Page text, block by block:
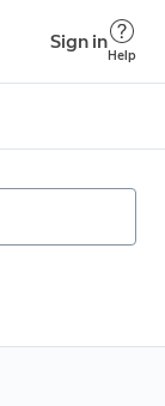
Sign in
Help